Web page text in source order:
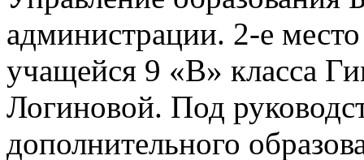
администрации. 2-е
учащейся 9 «В» класса
Логиновой. Под
дополнительного